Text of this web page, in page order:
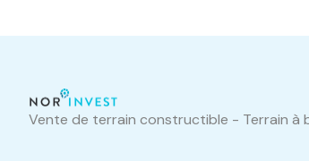
Vente de terrain constructible - Terrain à